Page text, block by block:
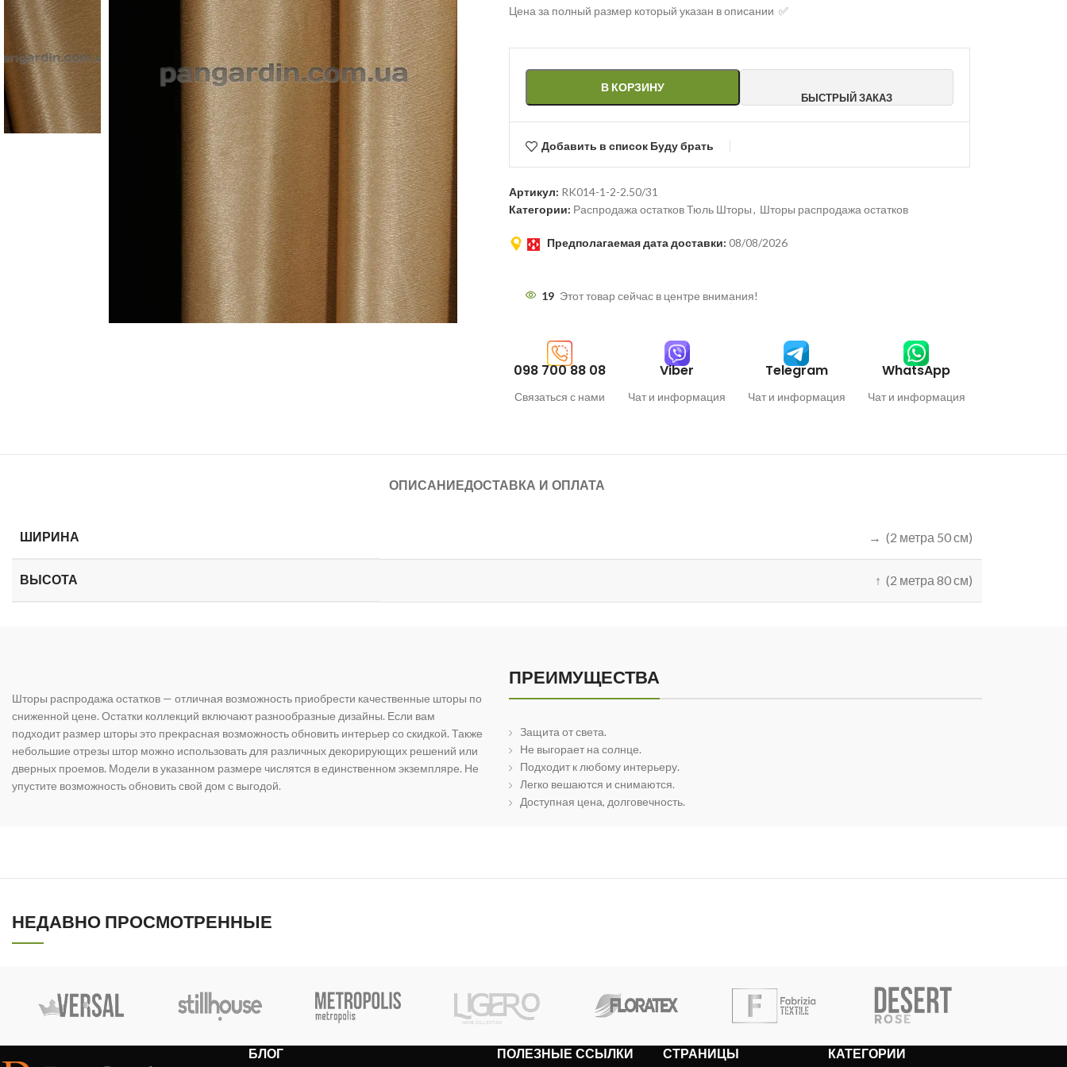
Цена за полный размер который указан в описании ✅
В КОРЗИНУ
БЫСТРЫЙ ЗАКАЗ
Добавить в список Буду брать
Артикул: RK014-1-2-2.50/31
Категории: Распродажа остатков Тюль Шторы, Шторы распродажа остатков
Предполагаемая дата доставки: 08/08/2026
19 Этот товар сейчас в центре внимания!
098 700 88 08
Связаться с нами
Viber
Чат и информация
Telegram
Чат и информация
WhatsApp
Чат и информация
ОПИСАНИЕДОСТАВКА И ОПЛАТА
ШИРИНА → (2 метра 50 см)
ВЫСОТА ↑ (2 метра 80 см)
Шторы распродажа остатков — отличная возможность приобрести качественные шторы по
сниженной цене. Остатки коллекций включают разнообразные дизайны. Если вам
подходит размер шторы это прекрасная возможность обновить интерьер со скидкой. Также
небольшие отрезы штор можно использовать для различных декорирующих решений или
дверных проемов. Модели в указанном размере числятся в единственном экземпляре. Не
упустите возможность обновить свой дом с выгодой.
ПРЕИМУЩЕСТВА
Защита от света.
Не выгорает на солнце.
Подходит к любому интерьеру.
Легко вешаются и снимаются.
Доступная цена, долговечность.
НЕДАВНО ПРОСМОТРЕННЫЕ
БЛОГ ПОЛЕЗНЫЕ ССЫЛКИ СТРАНИЦЫ КАТЕГОРИИ